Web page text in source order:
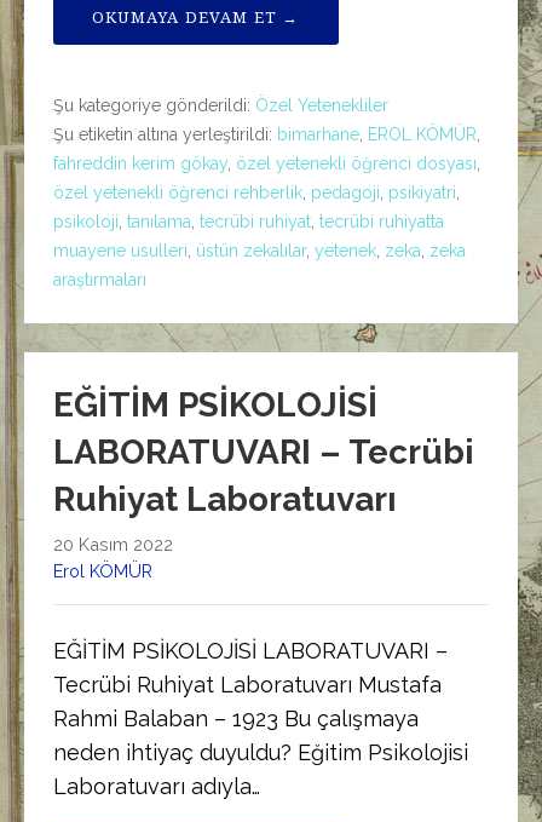
OKUMAYA DEVAM ET →
Şu kategoriye gönderildi: Özel Yetenekliler
Şu etiketin altına yerleştirildi: bimarhane EROL KÖMÜR
fahreddin kerim gökay özel yetenekli öğrenci dosyası
özel yetenekli öğrenci rehberlik pedagoji psikiyatri
psikoloji tanılama tecrübi ruhiyat tecrübi ruhiyatta
muayene usulleri üstün zekalılar, yetenek zeka zeka
araştırmaları
EĞİTİM PSİKOLOJİSİ
LABORATUVARI – Tecrübi
Ruhiyat Laboratuvarı
20 Kasım 2022
Erol KÖMÜR
EĞİTİM PSİKOLOJİSİ LABORATUVARI –
Tecrübi Ruhiyat Laboratuvarı Mustafa
Rahmi Balaban – 1923 Bu çalışmaya
neden ihtiyaç duyuldu? Eğitim Psikolojisi
Laboratuvarı adıyla…